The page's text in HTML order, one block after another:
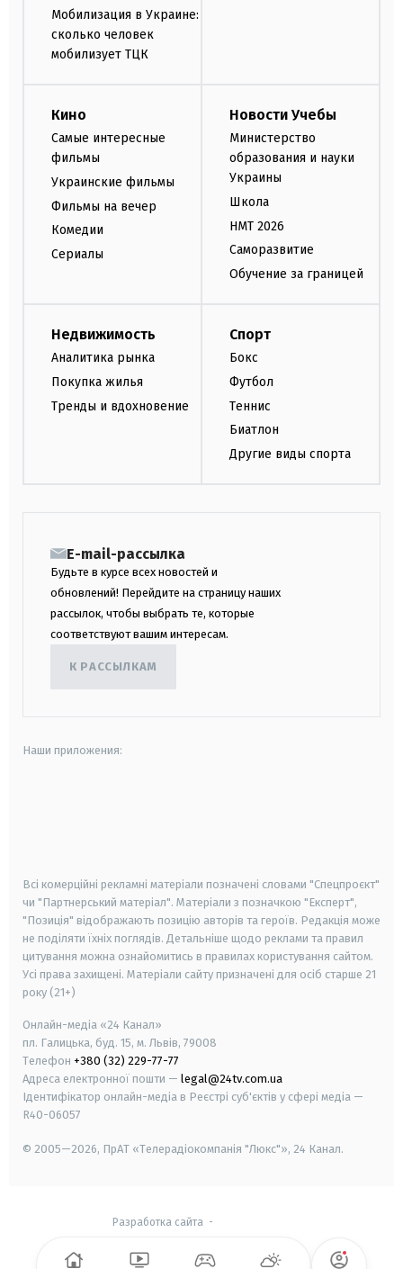
Мобилизация в Украине:
сколько человек
мобилизует ТЦК
Кино
Самые интересные
фильмы
Украинские фильмы
Фильмы на вечер
Комедии
Сериалы
Новости Учебы
Министерство
образования и науки
Украины
Школа
НМТ 2026
Саморазвитие
Обучение за границей
Недвижимость
Аналитика рынка
Покупка жилья
Тренды и вдохновение
Спорт
Бокс
Футбол
Теннис
Биатлон
Другие виды спорта
E-mail-рассылка
Будьте в курсе всех новостей и
обновлений! Перейдите на страницу наших
рассылок, чтобы выбрать те, которые
соответствуют вашим интересам.
К РАССЫЛКАМ
Наши приложения:
Всі комерційні рекламні матеріали позначені словами "Спецпроєкт"
чи "Партнерський матеріал". Матеріали з позначкою "Експерт",
"Позиція" відображають позицію авторів та героїв. Редакція може
не поділяти їхніх поглядів. Детальніше щодо реклами та правил
цитування можна ознайомитись в правилах користування сайтом.
Усі права захищені. Матеріали сайту призначені для осіб старше 21
року (21+)
Онлайн-медіа «24 Канал»
пл. Галицька, буд. 15, м. Львів, 79008
Телефон +380 (32) 229-77-77
Адреса електронної пошти — legal@24tv.com.ua
Ідентифікатор онлайн-медіа в Реєстрі суб'єктів у сфері медіа —
R40-06057
© 2005—2026, ПрАТ «Телерадіокомпанія "Люкс"», 24 Канал.
Разработка сайта -